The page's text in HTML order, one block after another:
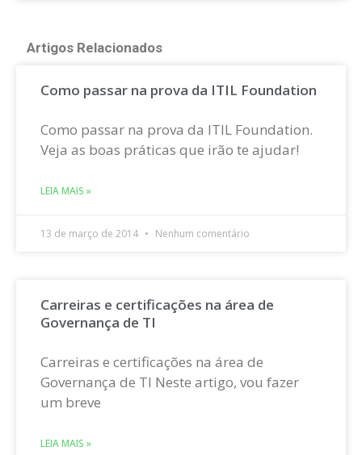
Artigos Relacionados
Como passar na prova da ITIL Foundation
Como passar na prova da ITIL Foundation.
Veja as boas práticas que irão te ajudar!
LEIA MAIS »
13 de março de 2014 Nenhum comentário
Carreiras e certificações na área de
Governança de TI
Carreiras e certificações na área de
Governança de TI Neste artigo, vou fazer
um breve
LEIA MAIS »